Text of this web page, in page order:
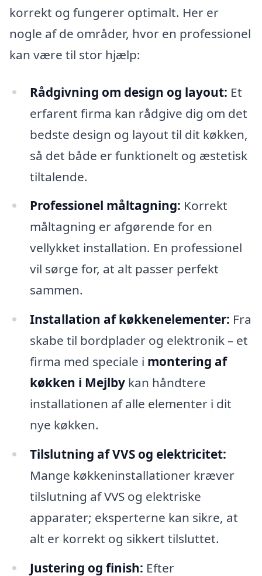
korrekt og fungerer optimalt. Her er
nogle af de områder, hvor en professionel
kan være til stor hjælp:
Rådgivning om design og layout: Et
erfarent firma kan rådgive dig om det
bedste design og layout til dit køkken,
så det både er funktionelt og æstetisk
tiltalende.
Professionel måltagning: Korrekt
måltagning er afgørende for en
vellykket installation. En professionel
vil sørge for, at alt passer perfekt
sammen.
Installation af køkkenelementer: Fra
skabe til bordplader og elektronik – et
firma med speciale i montering af
køkken i Mejlbykan håndtere
installationen af alle elementer i dit
nye køkken.
Tilslutning af VVS og elektricitet:
Mange køkkeninstallationer kræver
tilslutning af VVS og elektriske
apparater; eksperterne kan sikre, at
alt er korrekt og sikkert tilsluttet.
Justering og finish: Efter